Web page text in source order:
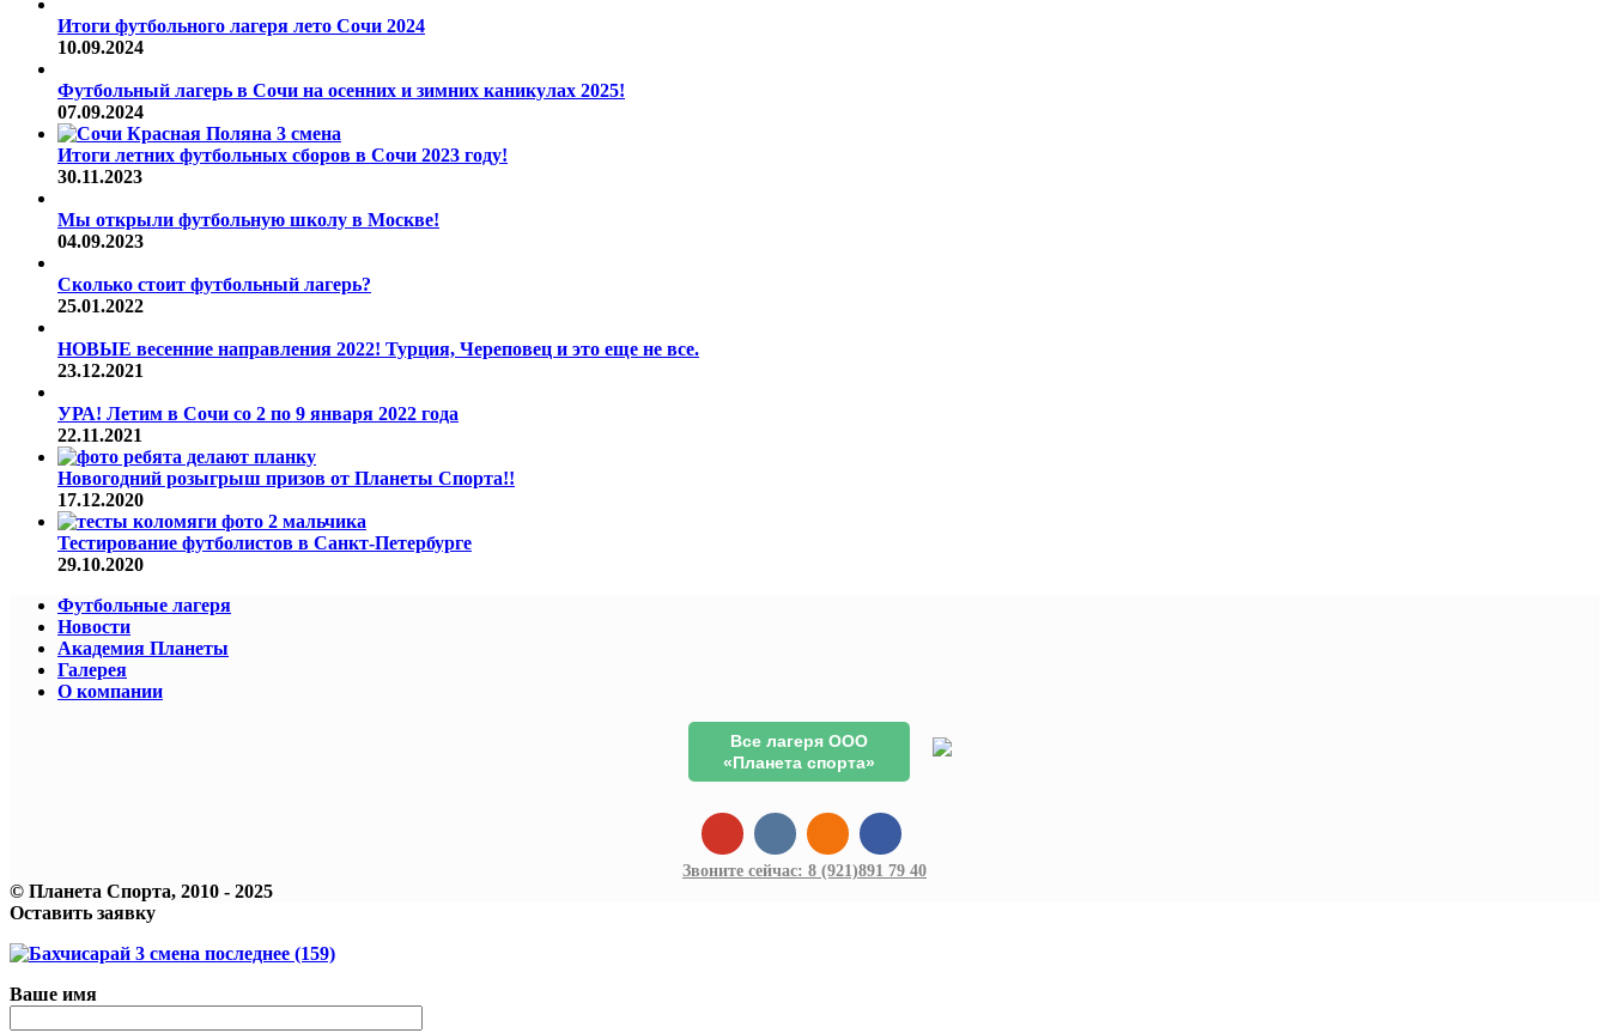
Итоги футбольного лагеря лето Сочи 2024
10.09.2024
Футбольный лагерь в Сочи на осенних и зимних каникулах 2025!
07.09.2024
Итоги летних футбольных сборов в Сочи 2023 году!
30.11.2023
Мы открыли футбольную школу в Москве!
04.09.2023
Сколько стоит футбольный лагерь?
25.01.2022
НОВЫЕ весенние направления 2022! Турция, Череповец и это еще не все.
23.12.2021
УРА! Летим в Сочи со 2 по 9 января 2022 года
22.11.2021
Новогодний розыгрыш призов от Планеты Спорта!!
17.12.2020
Тестирование футболистов в Санкт-Петербурге
29.10.2020
Футбольные лагеря
Новости
Академия Планеты
Галерея
О компании
Все лагеря ООО
«Планета спорта»
Звоните сейчас: 8 (921)891 79 40
© Планета Спорта, 2010 - 2025
Оставить заявку
Ваше имя